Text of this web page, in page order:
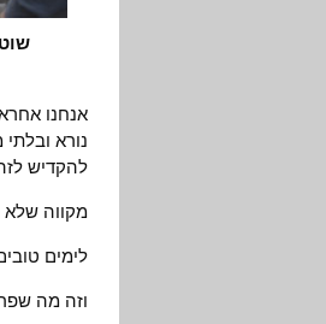
אנחנו
נורא
להקדיש
מקווה
לימים
וזה מה